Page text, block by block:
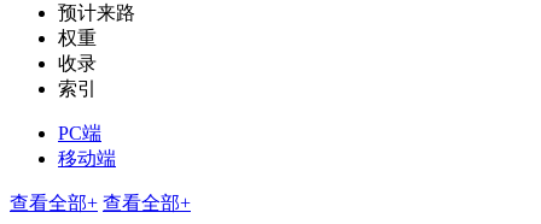
预计来路
权重
收录
索引
PC端
移动端
查看全部+ 查看全部+